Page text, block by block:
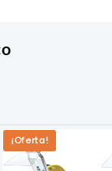
¡Oferta!